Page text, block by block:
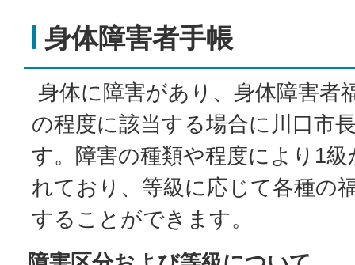
身体障害者手帳
身体に障害があり、身体障害者
の程度に該当する場合に川口市
す。障害の種類や程度により1
れており、等級に応じて各種の
することができます。